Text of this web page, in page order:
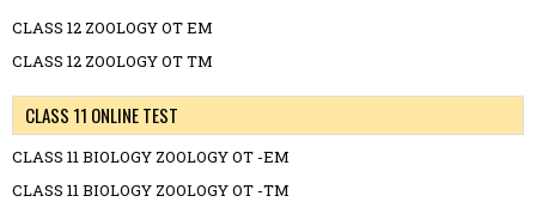
CLASS 12 ZOOLOGY OT EM
CLASS 12 ZOOLOGY OT TM
CLASS 11 ONLINE TEST
CLASS 11 BIOLOGY ZOOLOGY OT -EM
CLASS 11 BIOLOGY ZOOLOGY OT -TM